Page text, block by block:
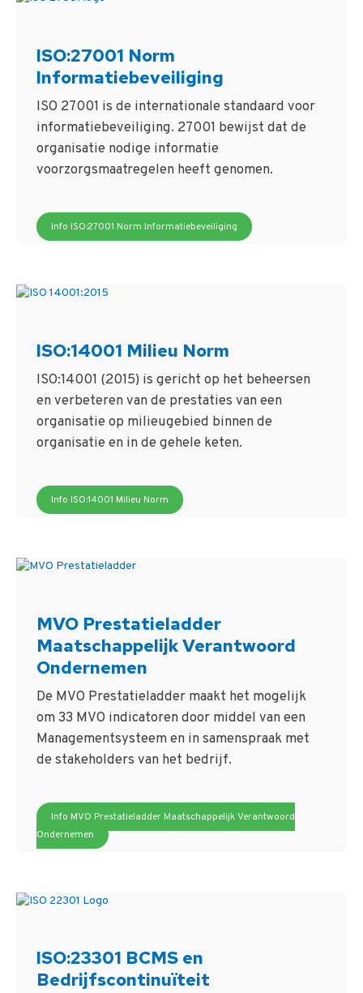
ISO:27001 Norm
Informatiebeveiliging
ISO 27001 is de internationale standaard voor
informatiebeveiliging. 27001 bewijst dat de
organisatie nodige informatie
voorzorgsmaatregelen heeft genomen.
Info ISO:27001 Norm Informatiebeveiliging
ISO:14001 Milieu Norm
ISO:14001 (2015) is gericht op het beheersen
en verbeteren van de prestaties van een
organisatie op milieugebied binnen de
organisatie en in de gehele keten.
Info ISO:14001 Milieu Norm
MVO Prestatieladder
Maatschappelijk Verantwoord
Ondernemen
De MVO Prestatieladder maakt het mogelijk
om 33 MVO indicatoren door middel van een
Managementsysteem en in samenspraak met
de stakeholders van het bedrijf.
Info MVO Prestatieladder Maatschappelijk Verantwoord
Ondernemen
ISO:23301 BCMS en
Bedrijfscontinuïteit